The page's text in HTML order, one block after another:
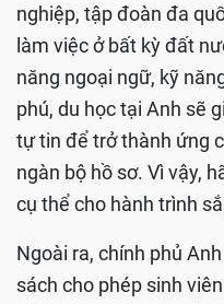
nghiệp, tập đoàn đa
làm việc ở bất kỳ đất
năng ngoại ngữ, kỹ
phú, du học tại Anh sẽ
tự tin để trở thành ứng
ngàn bộ hồ sơ. Vì vậy,
cụ thể cho hành trình
Ngoài ra, chính phủ
sách cho phép sinh